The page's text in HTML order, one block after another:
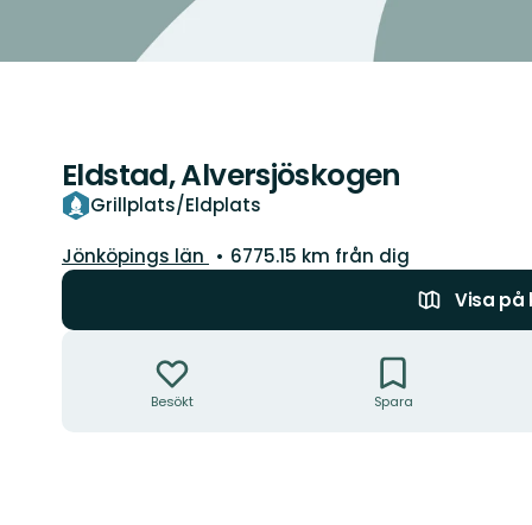
Eldstad, Alversjöskogen
Grillplats/Eldplats
Län:
Jönköpings län
6775.15 km från dig
Visa på
Besökt Spara